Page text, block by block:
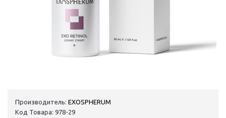
Производитель: EXOSPHERUM
Код Товара: 978-29